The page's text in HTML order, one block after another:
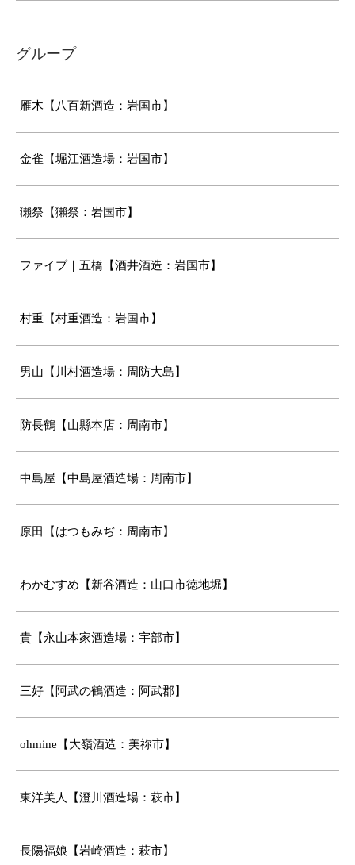
グループ
雁木【八百新酒造：岩国市】
金雀【堀江酒造場：岩国市】
獺祭【獺祭：岩国市】
ファイブ｜五橋【酒井酒造：岩国市】
村重【村重酒造：岩国市】
男山【川村酒造場：周防大島】
防長鶴【山縣本店：周南市】
中島屋【中島屋酒造場：周南市】
原田【はつもみぢ：周南市】
わかむすめ【新谷酒造：山口市徳地堀】
貴【永山本家酒造場：宇部市】
三好【阿武の鶴酒造：阿武郡】
ohmine【大嶺酒造：美祢市】
東洋美人【澄川酒造場：萩市】
長陽福娘【岩崎酒造：萩市】